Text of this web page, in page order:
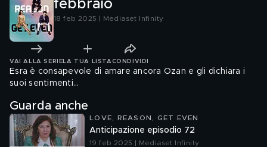
febbraio
18 feb 2025 | Mediaset Infinity
VAI ALLA SERIE LA TUA LISTA CONDIVIDI
Esra è consapevole di amare ancora Ozan e gli dichiara i
suoi sentimenti…
Guarda anche
LOVE, REASON, GET EVEN
Anticipazione episodio 72
19 feb 2025 | Mediaset Infinity